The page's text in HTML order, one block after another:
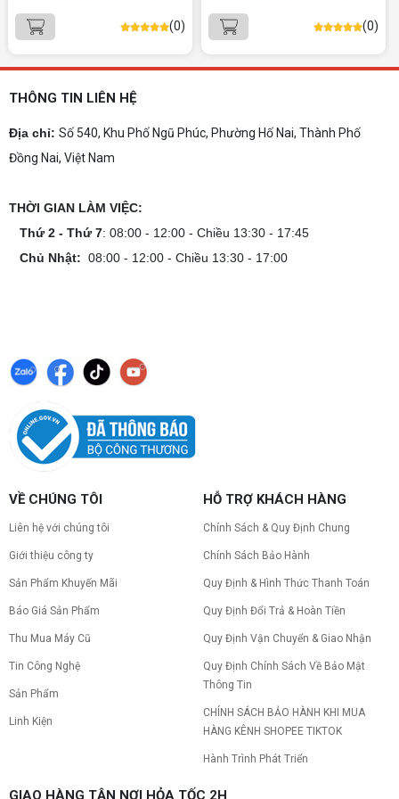
Gợi ý 10+ mẫu laptop cho học sinh sinh viên
2026 theo ngân sách và ngành học: tiêu chí
chọn, cấu hình nên có và cách kiểm tra máy
trước khi mua.
hình mạnh, tối ưu chi phí, test máy tại chỗ. Khám
phá ngay địa chỉ tư vấn và lắp đặt dàn PC chơi
phù hợp, đảm bảo hệ thống vận hành ổn định và
copy nhanh.
tăng hiệu năng tối đa? Xem ngay thứ tự ưu tiên
nâng cấp linh kiện PC chi tiết trong bài viết này!
nhân và Cách khắc phục
Tình trạng PC gaming nóng quạt kêu to khiến
máy giật lag, giảm tuổi thọ? Tìm hiểu ngay
nguyên nhân và cách khắc phục hiệu quả để máy
CPU AMD Ryzen 7 7700X3D full box mới
ra mắt: Nhanh, Mạnh, Giá tốt
với công nghệ 3D V-Cache đỉnh cao, mang lại
10 Nguyên nhân khiến PC gaming bị tụt
FPS thường gặp
PC gaming bị tụt FPS sau một thời gian? Tìm hiểu
và cách kiểm tra, khắc phục từng bước tại Vi Tính
NVIDIA Hoãn Ra Mắt Dòng RTX 50
(0) (0)
THÔNG TIN LIÊN HỆ
Địa chỉ: Số 540, Khu Phố Ngũ Phúc, Phường Hố Nai, Thành Phố
Đồng Nai, Việt Nam
THỜI GIAN LÀM VIỆC:
Thứ 2 - Thứ 7: 08:00 - 12:00 - Chiều 13:30 - 17:45
Chủ Nhật: 08:00 - 12:00 - Chiều 13:30 - 17:00
VỀ CHÚNG TÔI
Liên hệ với chúng tôi
Giới thiệu công ty
Sản Phẩm Khuyến Mãi
Báo Giá Sản Phẩm
Thu Mua Máy Cũ
Tin Công Nghệ
Sản Phẩm
Linh Kiện
HỖ TRỢ KHÁCH HÀNG
Chính Sách & Quy Định Chung
Chính Sách Bảo Hành
Quy Định & Hình Thức Thanh Toán
Quy Định Đổi Trả & Hoàn Tiền
Quy Định Vận Chuyển & Giao Nhận
Quy Định Chính Sách Về Bảo Mật
Thông Tin
CHÍNH SÁCH BẢO HÀNH KHI MUA
HÀNG KÊNH SHOPEE TIKTOK
Hành Trình Phát Triển
GIAO HÀNG TẬN NƠI HỎA TỐC 2H